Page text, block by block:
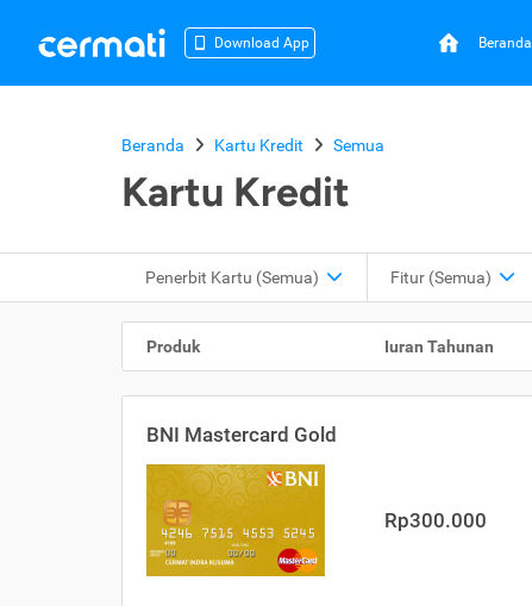
Download App Beranda
Beranda Kartu Kredit Semua
Kartu Kredit
Penerbit Kartu (Semua) Fitur (Semua)
Produk Iuran Tahunan
BNI Mastercard Gold
Rp300.000